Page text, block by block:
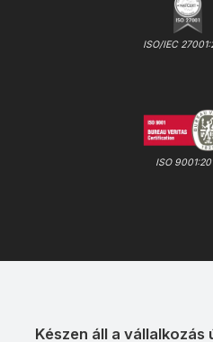
ISO/IEC
ISO
Készen áll a